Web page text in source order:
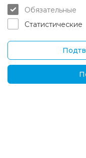
Карьера
Контакты
ЗАО "Браста Гласс"
Обязательные
Статистические